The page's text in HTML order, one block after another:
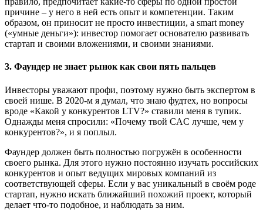
причине – у него в ней есть опыт и компетенции. Таким
образом, он приносит не просто инвестиции, а smart money
(«умные деньги»): инвестор помогает основателю развивать
стартап и своими вложениями, и своими знаниями.
3. Фаундер не знает рынок как свои пять пальцев
Инвесторы уважают профи, поэтому нужно быть экспертом в
своей нише. В 2020-м я думал, что знаю фудтех, но вопросы
вроде «Какой у конкурентов LTV?» ставили меня в тупик.
Однажды меня спросили: «Почему твой CAC лучше, чем у
конкурентов?», и я поплыл.
Фаундер должен быть полностью погружён в особенности
своего рынка. Для этого нужно постоянно изучать российских
конкурентов и опыт ведущих мировых компаний из
соответствующей сферы. Если у вас уникальный в своём роде
стартап, нужно искать ближайший похожий проект, который
делает что-то подобное, и наблюдать за ним.